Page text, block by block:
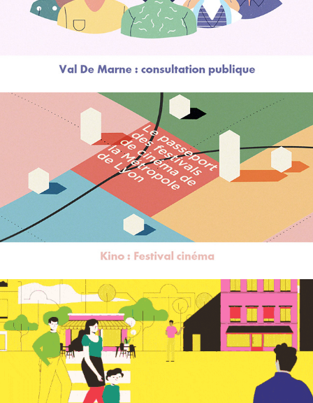
Kino
Simonettes